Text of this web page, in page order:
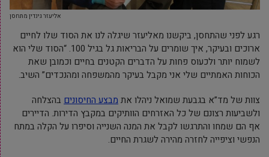
אליעזר גינדין מתחסן
רגע לפני שהתחסן, ביקשנו מאליעזר שיגלה לנו את הסוד שלו לחיים
ארוכים ובעיקר, איך שומרים על הבריאות גל בגיל 100. “הסוד שלי הוא
לשמוח יותר ולכעוס פחות על הדברים הקטנים בחיים וכמובן שאת
הכוחות האמתיים שלי אני מקבל בעיקר מהמשפחה ומהנכדים” השיב.
צוות של מד”א בגבעת שמואל ניהלו את מבצע החיסונים בהצלחה
ולשביעות רצונם של כל האזרחים הוותיקים במקבץ הדירות. הדיירים
אף הם שמחו והתרגשו לקבל את המנה השנייה וסיפרו על הקלה במתח
הנפשי וציפייה לחזרה מהירה לשגרת החיים.